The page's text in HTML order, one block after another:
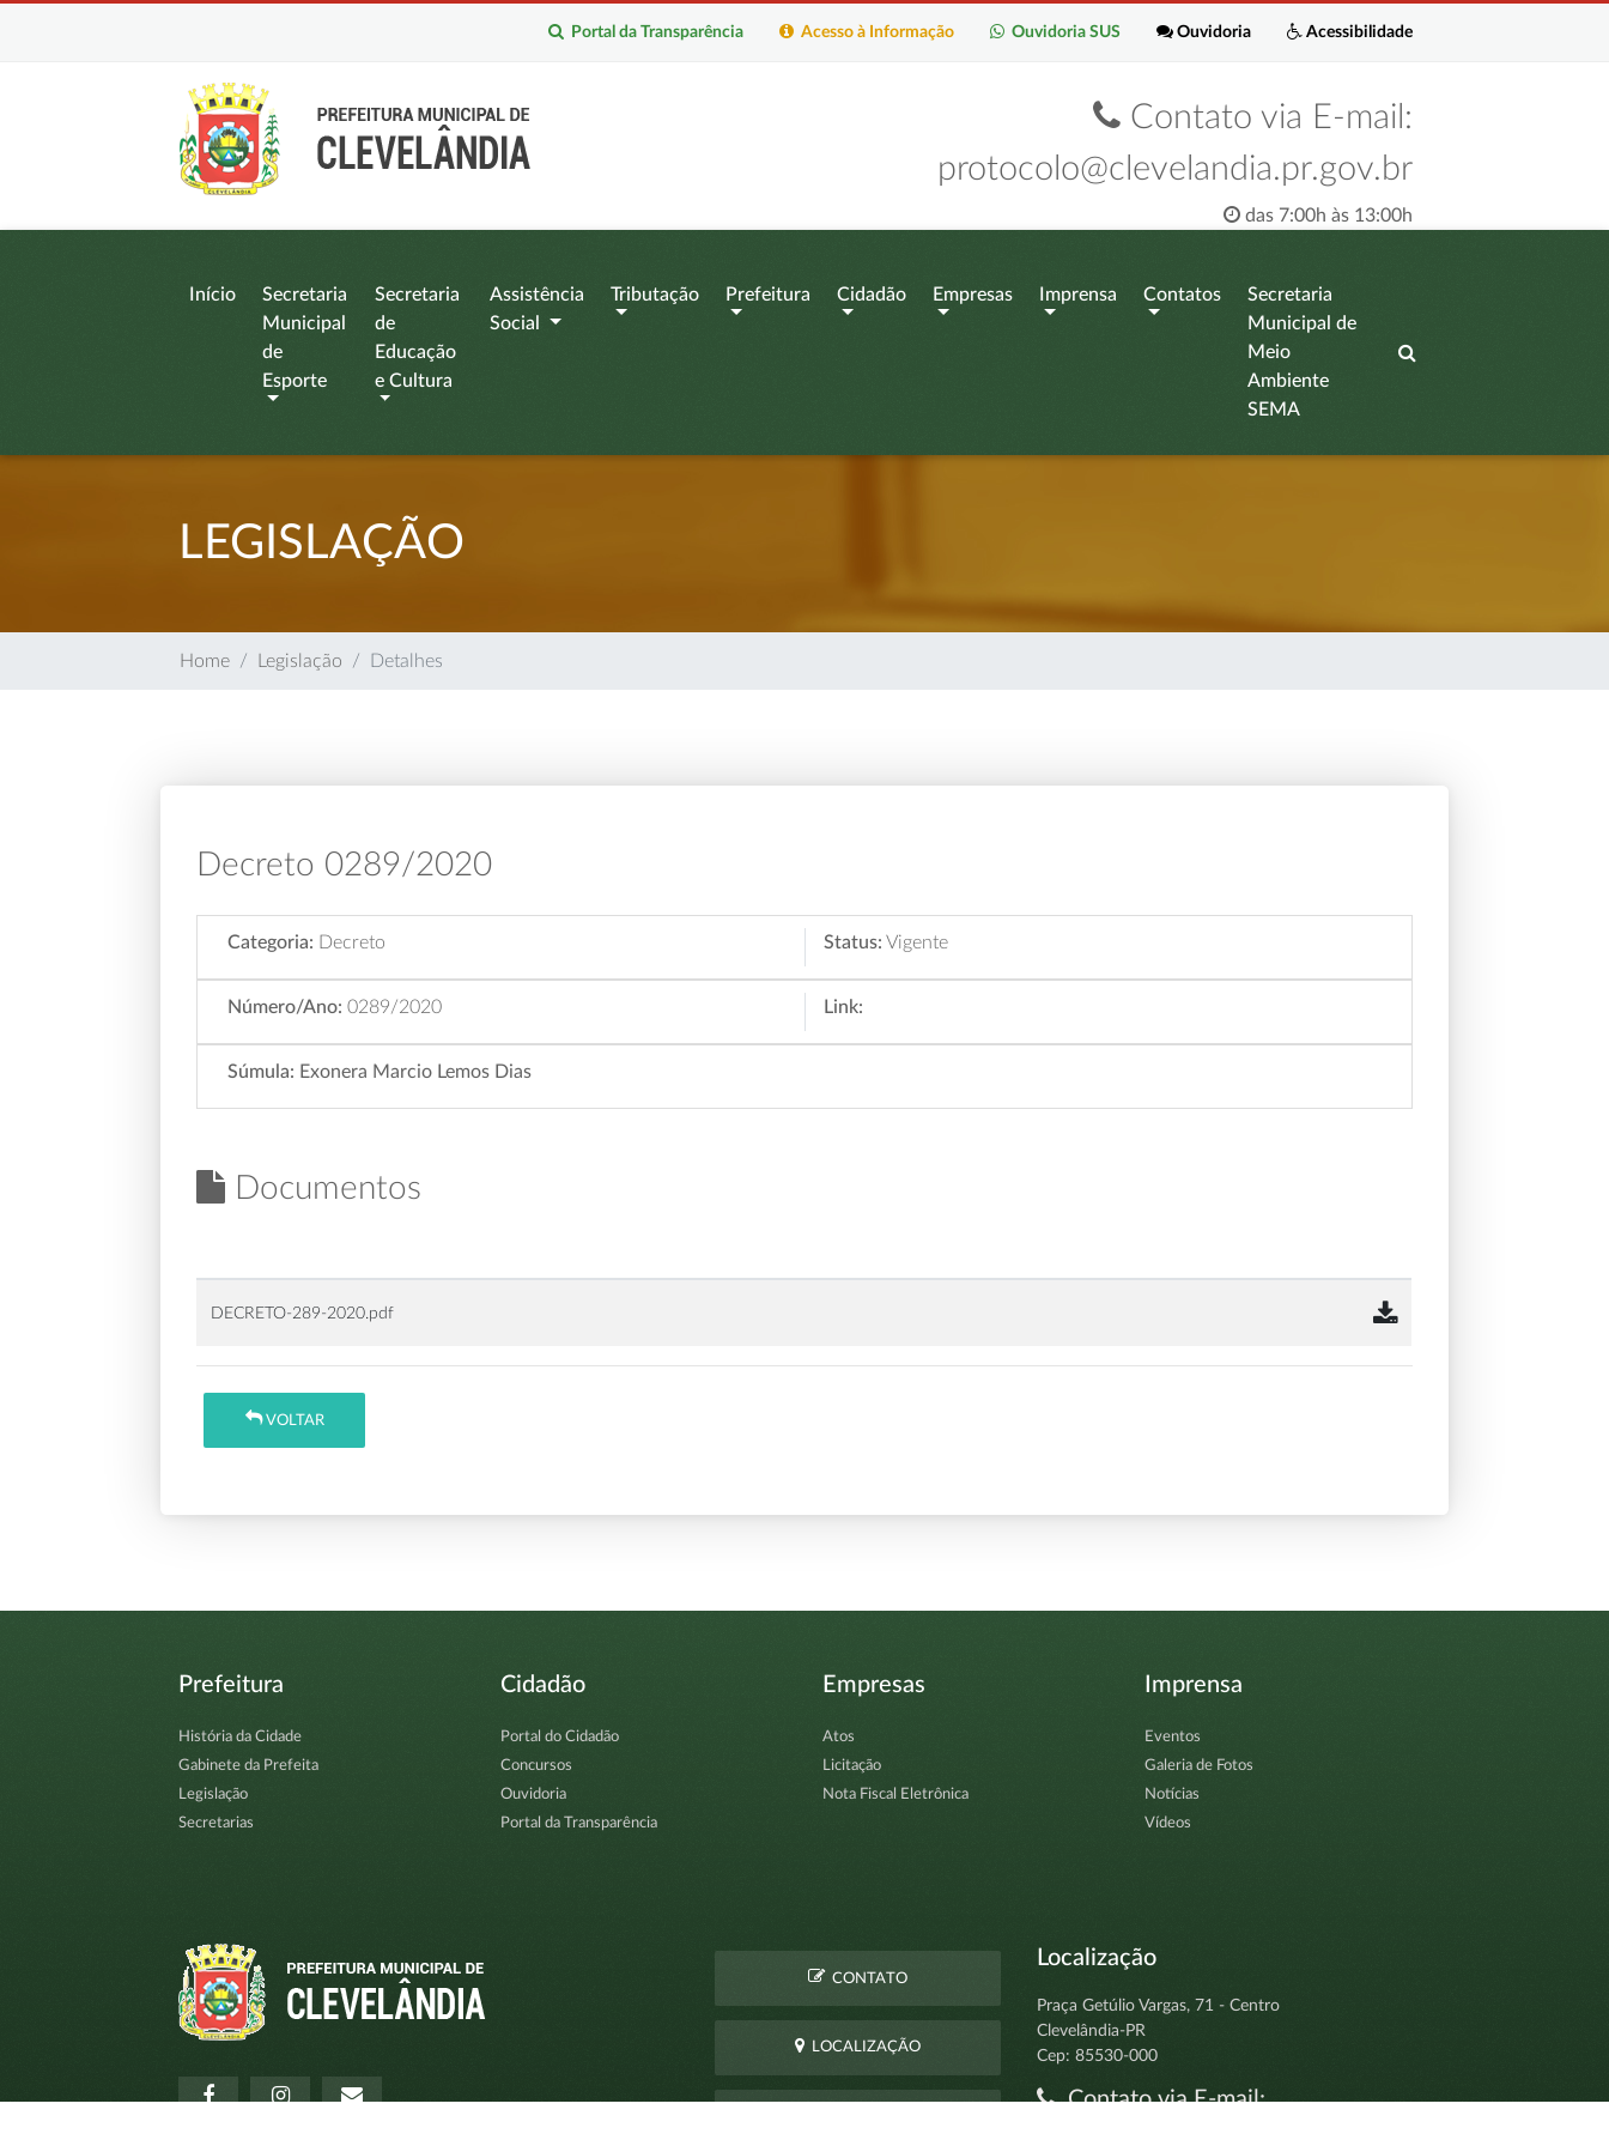
Acessibilidade
Ouvidoria
Ouvidoria SUS
Acesso à Informação
Portal da Transparência
Contato via E-mail:
protocolo@clevelandia.pr.gov.br
das 7:00h às 13:00h
Início
Secretaria
Municipal
de
Esporte
Secretaria
de
Educação
e Cultura
Assistência
Social
Tributação Prefeitura Cidadão Empresas Imprensa Contatos
Secretaria
Municipal de
Meio
Ambiente
SEMA
LEGISLAÇÃO
Home Legislação Detalhes
Decreto 0289/2020
Categoria: Decreto Status: Vigente
Número/Ano: 0289/2020 Link:
Súmula: Exonera Marcio Lemos Dias
Documentos
DECRETO-289-2020.pdf
VOLTAR
Prefeitura
História da Cidade
Gabinete da Prefeita
Legislação
Secretarias
Cidadão
Portal do Cidadão
Concursos
Ouvidoria
Portal da Transparência
Empresas
Atos
Licitação
Nota Fiscal Eletrônica
Imprensa
Eventos
Galeria de Fotos
Notícias
Vídeos
CONTATO
LOCALIZAÇÃO
Localização
Praça Getúlio Vargas, 71 - Centro
Clevelândia-PR
Cep: 85530-000
Contato via E-mail: